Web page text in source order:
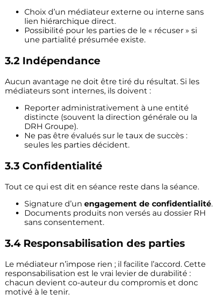
Choix d’un médiateur externe ou interne sans
lien hiérarchique direct.
Possibilité pour les parties de le « récuser » si
une partialité présumée existe.
3.2 Indépendance
Aucun avantage ne doit être tiré du résultat. Si les
médiateurs sont internes, ils doivent :
Reporter administrativement à une entité
distincte (souvent la direction générale ou la
DRH Groupe).
Ne pas être évalués sur le taux de succès :
seules les parties décident.
3.3 Confidentialité
Tout ce qui est dit en séance reste dans la séance.
Signature d’un engagement de confidentialité.
Documents produits non versés au dossier RH
sans consentement.
3.4 Responsabilisation des parties
Le médiateur n’impose rien ; il facilite l’accord. Cette
responsabilisation est le vrai levier de durabilité :
chacun devient co-auteur du compromis et donc
motivé à le tenir.